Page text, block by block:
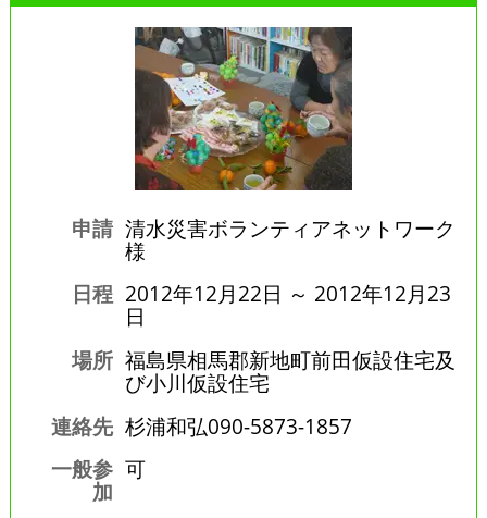
申請 清水災害ボランティアネットワーク
様
日程 2012年12月22日 ～ 2012年12月23
日
場所 福島県相馬郡新地町前田仮設住宅及
び小川仮設住宅
連絡先 杉浦和弘090-5873-1857
一般参
加
可